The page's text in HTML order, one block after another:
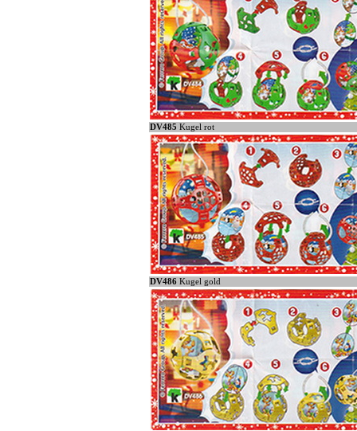
DV485 Kugel rot
DV486 Kugel gold